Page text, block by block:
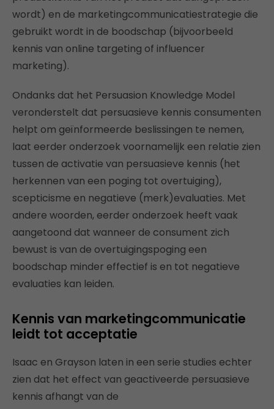
wordt) en de marketingcommunicatiestrategie die
gebruikt wordt in de boodschap (bijvoorbeeld
kennis van online targeting of influencer
marketing).
Ondanks dat het Persuasion Knowledge Model
veronderstelt dat persuasieve kennis consumenten
helpt om geïnformeerde beslissingen te nemen,
laat eerder onderzoek voornamelijk een relatie zien
tussen de activatie van persuasieve kennis (het
herkennen van een poging tot overtuiging),
scepticisme en negatieve (merk)evaluaties. Met
andere woorden, eerder onderzoek heeft vaak
aangetoond dat wanneer de consument zich
bewust is van de overtuigingspoging een
boodschap minder effectief is en tot negatieve
evaluaties kan leiden.
Kennis van marketingcommunicatie
leidt tot acceptatie
Isaac en Grayson laten in een serie studies echter
zien dat het effect van geactiveerde persuasieve
kennis afhangt van de